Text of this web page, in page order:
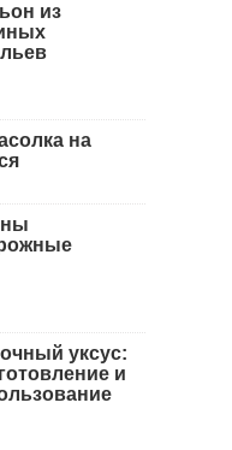
из
на
уксус:
и